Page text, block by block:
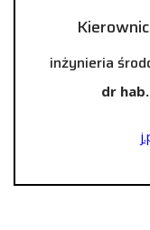
inżynieria
dr